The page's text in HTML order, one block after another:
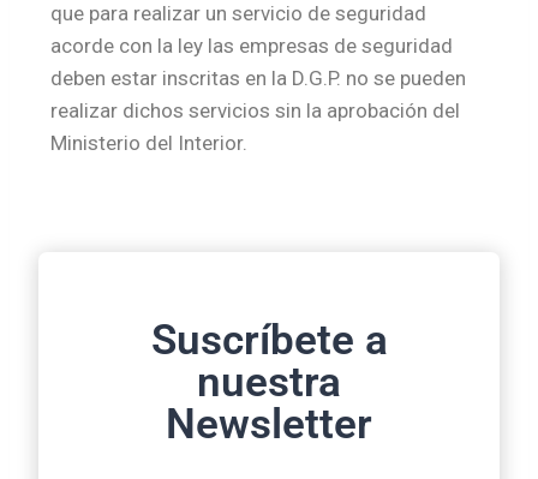
que para realizar un servicio de seguridad
acorde con la ley las empresas de seguridad
deben estar inscritas en la D.G.P. no se pueden
realizar dichos servicios sin la aprobación del
Ministerio del Interior.
Suscríbete a
nuestra
Newsletter